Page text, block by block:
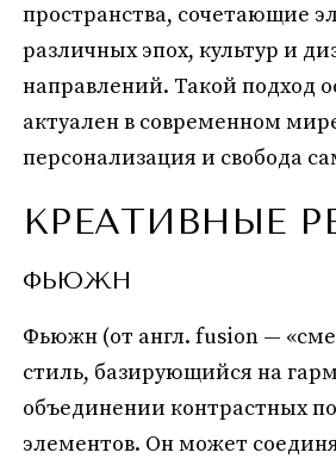
пространства, сочетающие
различных эпох, культур и
направлений. Такой подход
актуален в современном
персонализация и свобода
КРЕАТИВНЫЕ
ФЬЮЖН
Фьюжн (от англ. fusion —
стиль, базирующийся на
объединении контрастных
элементов. Он может